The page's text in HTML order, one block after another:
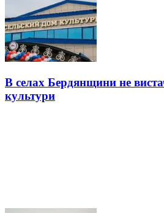
В селах Бердянщини не
культури